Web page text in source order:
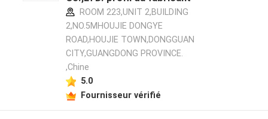
ROOM 223,UNIT 2,BUILDING
2,NO.5MHOUJIE DONGYE
ROAD,HOUJIE TOWN,DONGGUAN
CITY,GUANGDONG PROVINCE.
,Chine
5.0
Fournisseur vérifié